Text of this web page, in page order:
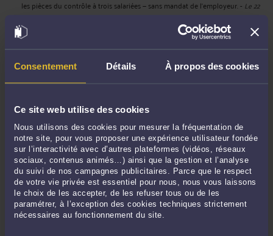
Consentement Détails À propos des cookies
Ce site web utilise des cookies
Nous utilisons des cookies pour mesurer la fréquentation de
notre site, pour vous proposer une expérience utilisateur fondée
sur l’interactivité avec d’autres plateformes (vidéos, réseaux
sociaux, contenus animés…) ainsi que la gestion et l’analyse
du suivi de nos campagnes publicitaires. Parce que le respect
de votre vie privée est essentiel pour nous, nous vous laissons
le choix de les accepter, de les refuser tous ou de les
paramétrer, à l’exception des cookies techniques strictement
nécessaires au fonctionnement du site.
les pièces du contrôle à trois salariées — sans mandat de l'employeur.- Le 22
Vous n'avez pas signé le recommandé de votre mise en demeure URSSAF ?-
Le 22 juil. 2026 à 12:07
L’URSSAF peut vous devoir de l’argent — sans jamais vous le dire.-Le 21 juil.
contradictoire, certains ne franchissent plus la porte du tribunal.
2026 à 16:35
Il paraît que j'extrais "l'élixir".-Le 15 juil. 2026 à 17:08
L'URSSAF réclame le redressement judiciaire d'une entreprise sur un passif
de 535 303 €. Le passif réellement exigible n'est que de 36 333 €.-Le 15 juil.
2026 à 14:48
Voir toutes ses publications